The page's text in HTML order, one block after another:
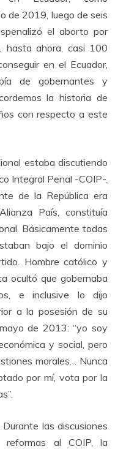
de 2019, luego de seis
el aborto por
hasta ahora, casi 100
en el Ecuador,
de gobernantes y
la historia de
con respecto a este
estaba discutiendo
Integral Penal -COIP-.
de la República era
País, constituía
Básicamente todas
bajo el dominio
Hombre católico y
ocultó que gobernaba
e inclusive lo dijo
a la posesión de su
de 2013: “yo soy
y social, pero
morales… Nunca
por mí, vota por la
las discusiones
al COIP, la